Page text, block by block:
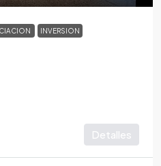
INVERSION
Detalles